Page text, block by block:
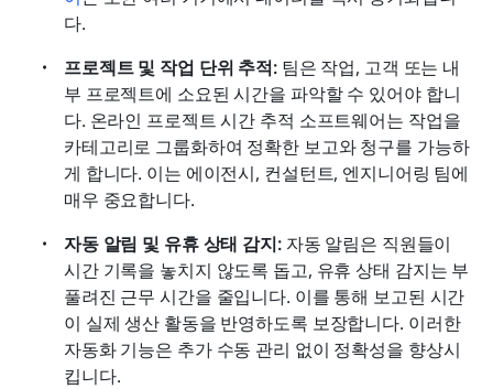
다.
프로젝트 및 작업 단위 추적: 팀은 작업, 고객 또는 내
부 프로젝트에 소요된 시간을 파악할 수 있어야 합니
다. 온라인 프로젝트 시간 추적 소프트웨어는 작업을
카테고리로 그룹화하여 정확한 보고와 청구를 가능하
게 합니다. 이는 에이전시, 컨설턴트, 엔지니어링 팀에
매우 중요합니다.
자동 알림 및 유휴 상태 감지: 자동 알림은 직원들이
시간 기록을 놓치지 않도록 돕고, 유휴 상태 감지는 부
풀려진 근무 시간을 줄입니다. 이를 통해 보고된 시간
이 실제 생산 활동을 반영하도록 보장합니다. 이러한
자동화 기능은 추가 수동 관리 없이 정확성을 향상시
킵니다.